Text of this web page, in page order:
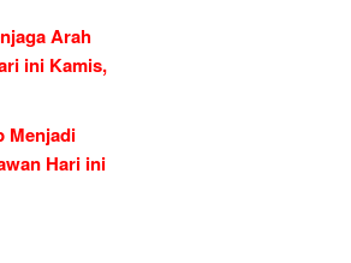
Arah
ini Kamis,
Menjadi
Hari ini